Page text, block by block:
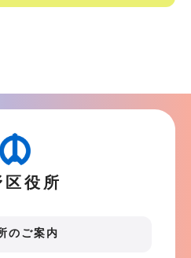
区役所
のご案内